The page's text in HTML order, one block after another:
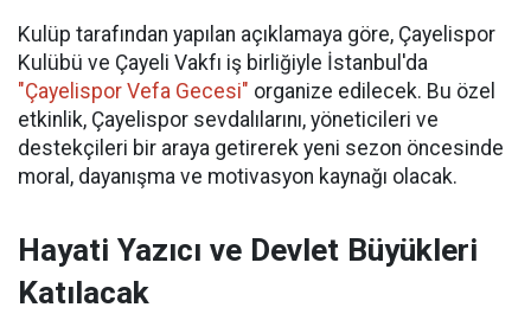
Kulüp tarafından yapılan açıklamaya göre, Çayelispor
Kulübü ve Çayeli Vakfı iş birliğiyle İstanbul'da
"Çayelispor Vefa Gecesi" organize edilecek. Bu özel
etkinlik, Çayelispor sevdalılarını, yöneticileri ve
destekçileri bir araya getirerek yeni sezon öncesinde
moral, dayanışma ve motivasyon kaynağı olacak.
Hayati Yazıcı ve Devlet Büyükleri
Katılacak